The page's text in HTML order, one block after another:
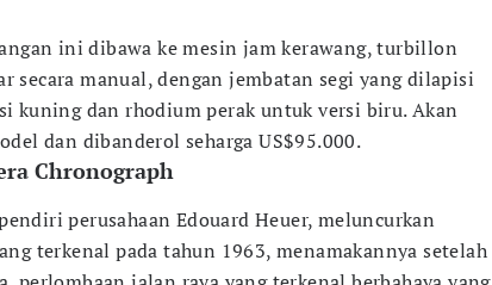
ini dibawa ke mesin jam kerawang, turbillon
secara manual, dengan jembatan segi yang dilapisi
kuning dan rhodium perak untuk versi biru. Akan
dan dibanderol seharga US$95.000.
Chronograph
perusahaan Edouard Heuer, meluncurkan
terkenal pada tahun 1963, menamakannya setelah